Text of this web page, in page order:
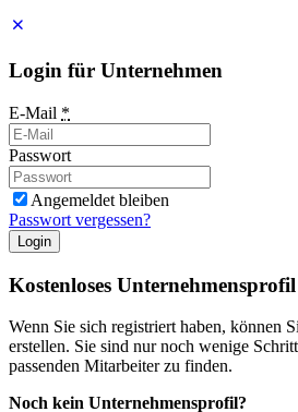
Login für Unternehmen
E-Mail *
Passwort
Angemeldet bleiben
Passwort vergessen?
Login
Kostenloses Unternehmensprofil
Wenn Sie sich registriert haben, können
erstellen. Sie sind nur noch wenige
passenden Mitarbeiter zu finden.
Noch kein Unternehmensprofil?